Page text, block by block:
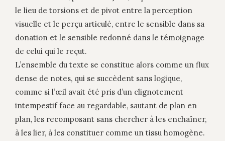
le lieu de torsions et de pivot entre la perception
visuelle et le perçu articulé, entre le sensible dans sa
donation et le sensible redonné dans le témoignage
de celui qui le reçut.
L’ensemble du texte se constitue alors comme un flux
dense de notes, qui se succèdent sans logique,
comme si l’œil avait été pris d’un clignotement
intempestif face au regardable, sautant de plan en
plan, les recomposant sans chercher à les enchaîner,
à les lier, à les constituer comme un tissu homogène.